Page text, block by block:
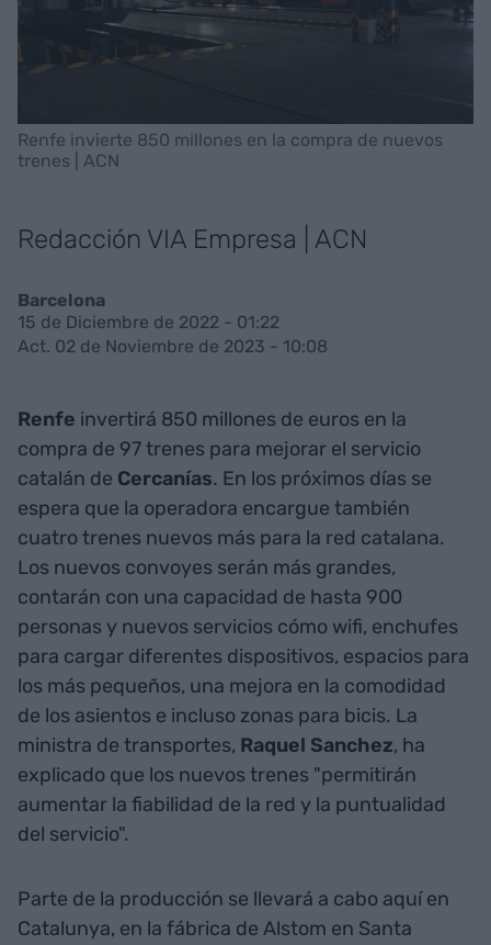
Renfe invierte 850 millones en la compra de nuevos
trenes | ACN
Redacción VIA Empresa | ACN
Barcelona
15 de Diciembre de 2022 - 01:22
Act. 02 de Noviembre de 2023 - 10:08
Renfe invertirá 850 millones de euros en la
compra de 97 trenes para mejorar el servicio
catalán de Cercanías. En los próximos días se
espera que la operadora encargue también
cuatro trenes nuevos más para la red catalana.
Los nuevos convoyes serán más grandes,
contarán con una capacidad de hasta 900
personas y nuevos servicios cómo wifi, enchufes
para cargar diferentes dispositivos, espacios para
los más pequeños, una mejora en la comodidad
de los asientos e incluso zonas para bicis. La
ministra de transportes, Raquel Sanchez, ha
explicado que los nuevos trenes "permitirán
aumentar la fiabilidad de la red y la puntualidad
del servicio".
Parte de la producción se llevará a cabo aquí en
Catalunya, en la fábrica de Alstom en Santa